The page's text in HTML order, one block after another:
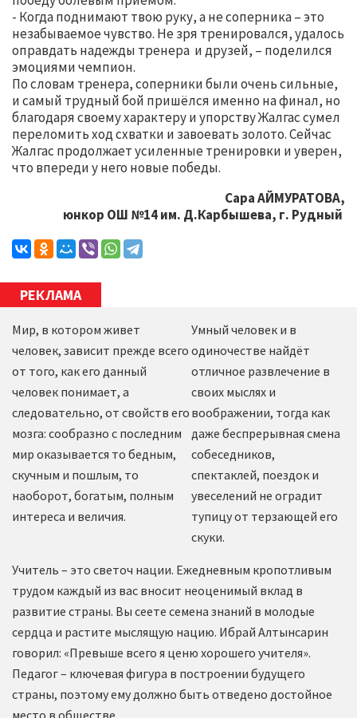
- Когда поднимают твою руку, а не соперника – это
незабываемое чувство. Не зря тренировался, удалось
оправдать надежды тренера и друзей, – поделился
эмоциями чемпион.
По словам тренера, соперники были очень сильные,
и самый трудный бой пришёлся именно на финал, но
благодаря своему характеру и упорству Жалгас сумел
переломить ход схватки и завоевать золото. Сейчас
Жалгас продолжает усиленные тренировки и уверен,
что впереди у него новые победы.
Сара АЙМУРАТОВА,
юнкор ОШ №14 им. Д.Карбышева, г. Рудный
РЕКЛАМА
Мир, в котором живет
человек, зависит прежде всего
от того, как его данный
человек понимает, а
следовательно, от свойств его
мозга: сообразно с последним
мир оказывается то бедным,
скучным и пошлым, то
наоборот, богатым, полным
интереса и величия.
Умный человек и в
одиночестве найдёт
отличное развлечение в
своих мыслях и
воображении, тогда как
даже беспрерывная смена
собеседников,
спектаклей, поездок и
увеселений не оградит
тупицу от терзающей его
скуки.
Учитель – это светоч нации. Ежедневным кропотливым
трудом каждый из вас вносит неоценимый вклад в
развитие страны. Вы сеете семена знаний в молодые
сердца и растите мыслящую нацию. Ибрай Алтынсарин
говорил: «Превыше всего я ценю хорошего учителя».
Педагог – ключевая фигура в построении будущего
страны, поэтому ему должно быть отведено достойное